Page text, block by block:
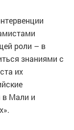
роли – в
знаниями с
их
в Мали и